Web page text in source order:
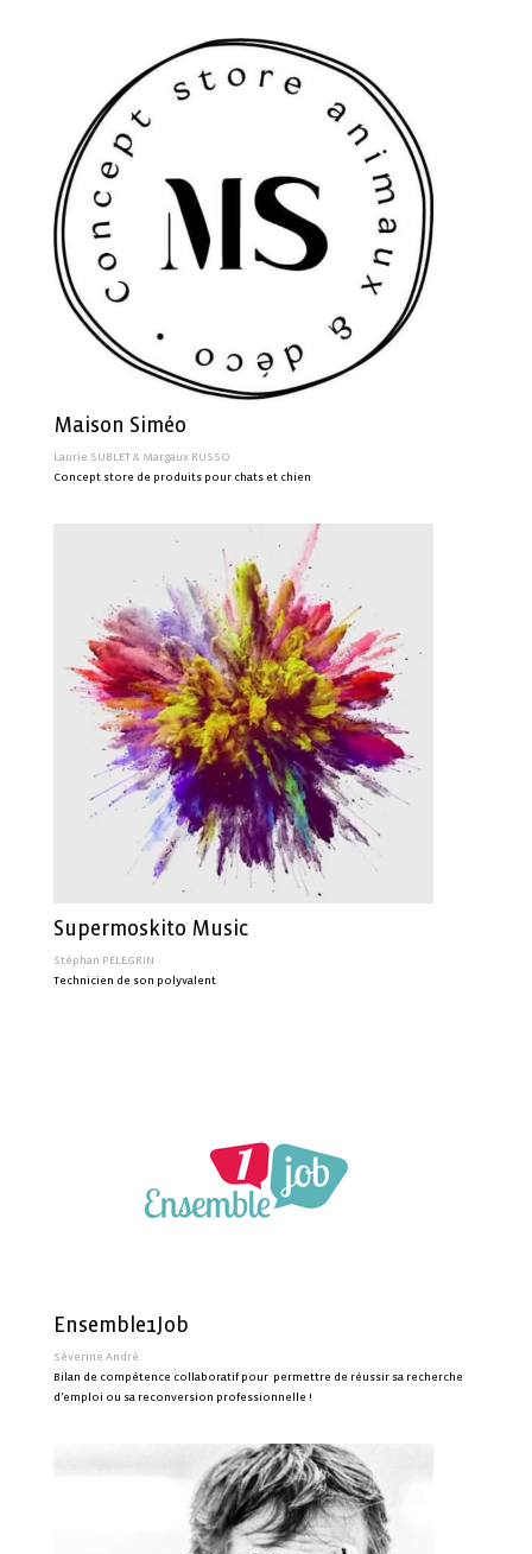
Maison Siméo
Laurie SUBLET & Margaux RUSSO
Concept store de produits pour chats et chien
Supermoskito Music
Stéphan PÈLEGRIN
Technicien de son polyvalent
Ensemble1Job
Séverine André
Bilan de compétence collaboratif pour permettre de réussir sa recherche
d’emploi ou sa reconversion professionnelle !